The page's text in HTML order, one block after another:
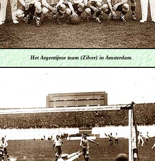
Het Argentijnse team (Zilver) in Amsterdam.